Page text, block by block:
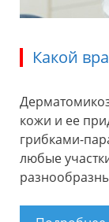
Какой
кожи и ее
грибками-
любые